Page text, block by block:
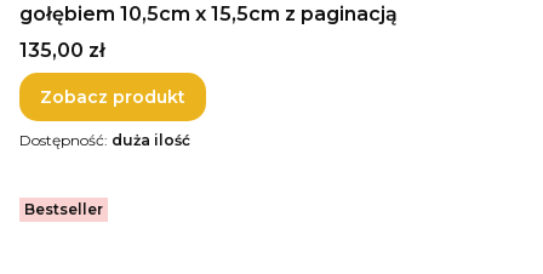
gołębiem 10,5cm x 15,5cm z paginacją
Cena
135,00 zł
Zobacz produkt
Dostępność: duża ilość
Bestseller